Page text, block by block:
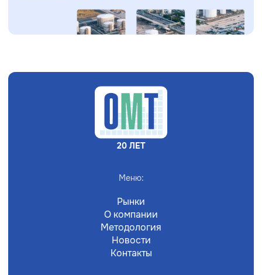
20 ЛЕТ
Меню:
Рынки
О компании
Методология
Новости
Контакты